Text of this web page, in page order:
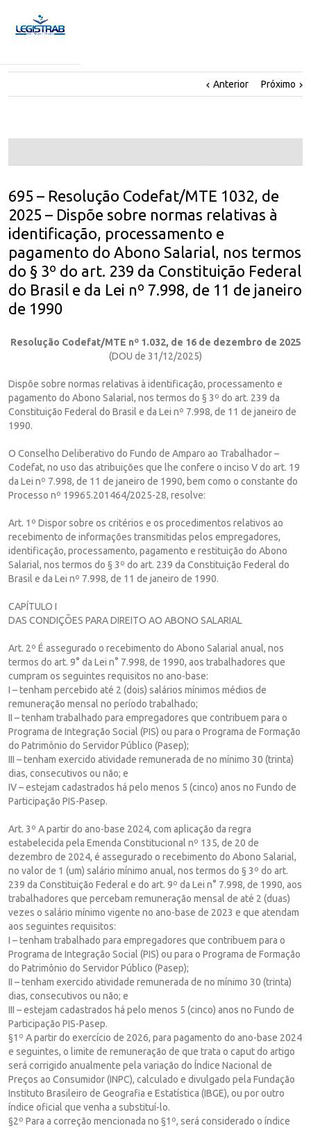
Anterior Próximo
695 – Resolução Codefat/MTE 1032, de
2025 – Dispõe sobre normas relativas à
identificação, processamento e
pagamento do Abono Salarial, nos termos
do § 3º do art. 239 da Constituição Federal
do Brasil e da Lei nº 7.998, de 11 de janeiro
de 1990
Resolução Codefat/MTE nº 1.032, de 16 de dezembro de 2025
(DOU de 31/12/2025)
Dispõe sobre normas relativas à identificação, processamento e
pagamento do Abono Salarial, nos termos do § 3º do art. 239 da
Constituição Federal do Brasil e da Lei nº 7.998, de 11 de janeiro de
1990.
O Conselho Deliberativo do Fundo de Amparo ao Trabalhador –
Codefat, no uso das atribuições que lhe confere o inciso V do art. 19
da Lei nº 7.998, de 11 de janeiro de 1990, bem como o constante do
Processo nº 19965.201464/2025-28, resolve:
Art. 1º Dispor sobre os critérios e os procedimentos relativos ao
recebimento de informações transmitidas pelos empregadores,
identificação, processamento, pagamento e restituição do Abono
Salarial, nos termos do § 3º do art. 239 da Constituição Federal do
Brasil e da Lei nº 7.998, de 11 de janeiro de 1990.
CAPÍTULO I
DAS CONDIÇÕES PARA DIREITO AO ABONO SALARIAL
Art. 2º É assegurado o recebimento do Abono Salarial anual, nos
termos do art. 9° da Lei n° 7.998, de 1990, aos trabalhadores que
cumpram os seguintes requisitos no ano-base:
I – tenham percebido até 2 (dois) salários mínimos médios de
remuneração mensal no período trabalhado;
II – tenham trabalhado para empregadores que contribuem para o
Programa de Integração Social (PIS) ou para o Programa de Formação
do Patrimônio do Servidor Público (Pasep);
III – tenham exercido atividade remunerada de no mínimo 30 (trinta)
dias, consecutivos ou não; e
IV – estejam cadastrados há pelo menos 5 (cinco) anos no Fundo de
Participação PIS-Pasep.
Art. 3º A partir do ano-base 2024, com aplicação da regra
estabelecida pela Emenda Constitucional nº 135, de 20 de
dezembro de 2024, é assegurado o recebimento do Abono Salarial,
no valor de 1 (um) salário mínimo anual, nos termos do § 3º do art.
239 da Constituição Federal e do art. 9º da Lei n° 7.998, de 1990, aos
trabalhadores que percebam remuneração mensal de até 2 (duas)
vezes o salário mínimo vigente no ano-base de 2023 e que atendam
aos seguintes requisitos:
I – tenham trabalhado para empregadores que contribuem para o
Programa de Integração Social (PIS) ou para o Programa de Formação
do Patrimônio do Servidor Público (Pasep);
II – tenham exercido atividade remunerada de no mínimo 30 (trinta)
dias, consecutivos ou não; e
III – estejam cadastrados há pelo menos 5 (cinco) anos no Fundo de
Participação PIS-Pasep.
§1º A partir do exercício de 2026, para pagamento do ano-base 2024
e seguintes, o limite de remuneração de que trata o caput do artigo
será corrigido anualmente pela variação do Índice Nacional de
Preços ao Consumidor (INPC), calculado e divulgado pela Fundação
Instituto Brasileiro de Geografia e Estatística (IBGE), ou por outro
índice oficial que venha a substituí-lo.
§2º Para a correção mencionada no §1º, será considerado o índice